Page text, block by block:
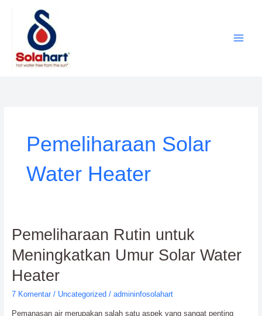
Pemeliharaan Solar
Water Heater
Pemeliharaan Rutin untuk
Meningkatkan Umur Solar Water
Heater
7 Komentar / Uncategorized / admininfosolahart
Pemanasan air merupakan salah satu aspek yang sangat penting
Pemeliharaan
Rutin
untuk
Meningkatkan
Umur
Solar